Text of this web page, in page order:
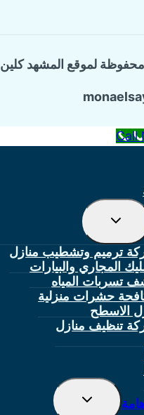
لموقع المشهد كلين
Call
تبديل
القائمة
ترميم وتشطيب منازل
المجاري والبيارات
تسربات المياه
حشرات منزلية
الاسطح
تنظيف منازل
تبديل
القائمة